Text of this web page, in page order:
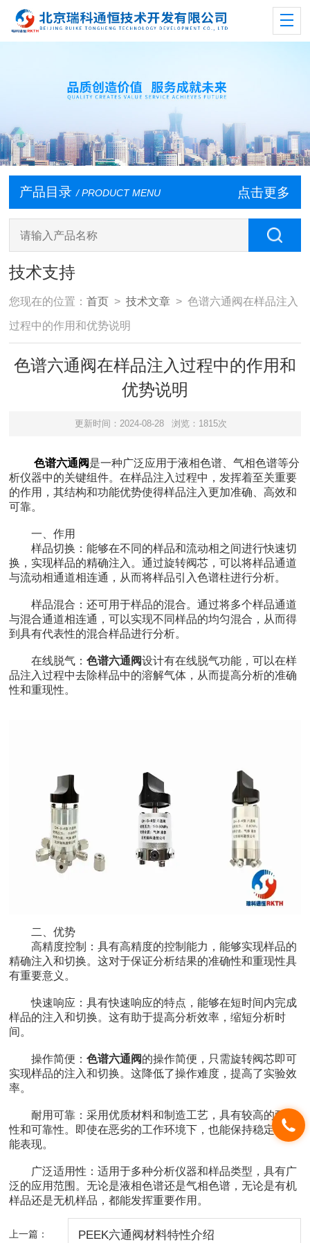
产品目录 / PRODUCT MENU 点击更多
技术支持
您现在的位置：首页 >技术文章 > 色谱六通阀在样品注入
过程中的作用和优势说明
色谱六通阀在样品注入过程中的作用和
优势说明
更新时间：2024-08-28 浏览：1815次
色谱六通阀是一种广泛应用于液相色谱、气相色谱等分
析仪器中的关键组件。在样品注入过程中，发挥着至关重要
的作用，其结构和功能优势使得样品注入更加准确、高效和
可靠。
一、作用
样品切换：能够在不同的样品和流动相之间进行快速切
换，实现样品的精确注入。通过旋转阀芯，可以将样品通道
与流动相通道相连通，从而将样品引入色谱柱进行分析。
样品混合：还可用于样品的混合。通过将多个样品通道
与混合通道相连通，可以实现不同样品的均匀混合，从而得
到具有代表性的混合样品进行分析。
在线脱气：色谱六通阀设计有在线脱气功能，可以在样
品注入过程中去除样品中的溶解气体，从而提高分析的准确
性和重现性。
二、优势
高精度控制：具有高精度的控制能力，能够实现样品的
精确注入和切换。这对于保证分析结果的准确性和重现性具
有重要意义。
快速响应：具有快速响应的特点，能够在短时间内完成
样品的注入和切换。这有助于提高分析效率，缩短分析时
间。
操作简便：色谱六通阀的操作简便，只需旋转阀芯即可
实现样品的注入和切换。这降低了操作难度，提高了实验效
率。
耐用可靠：采用优质材料和制造工艺，具有较高的耐用
性和可靠性。即使在恶劣的工作环境下，也能保持稳定的性
能表现。
广泛适用性：适用于多种分析仪器和样品类型，具有广
泛的应用范围。无论是液相色谱还是气相色谱，无论是有机
样品还是无机样品，都能发挥重要作用。
上一篇： PEEK六通阀材料特性介绍